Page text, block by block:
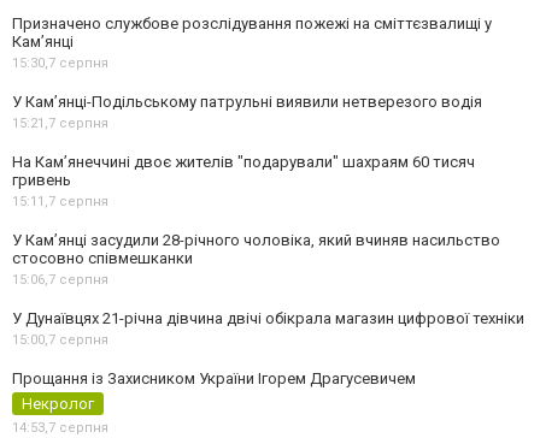
Призначено службове розслідування пожежі на сміттєзвалищі у
Кам’янці
15:30,7 серпня
У Кам’янці-Подільському патрульні виявили нетверезого водія
15:21,7 серпня
На Камʼянеччині двоє жителів "подарували" шахраям 60 тисяч
гривень
15:11,7 серпня
У Камʼянці засудили 28-річного чоловіка, який вчиняв насильство
стосовно співмешканки
15:06,7 серпня
У Дунаївцях 21-річна дівчина двічі обікрала магазин цифрової техніки
15:00,7 серпня
Прощання із Захисником України Ігорем Драгусевичем
Некролог
14:53,7 серпня